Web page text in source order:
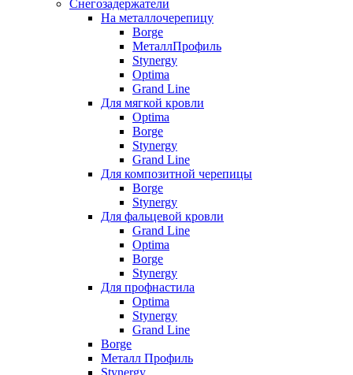
Снегозадержатели
На металлочерепицу
Borge
МеталлПрофиль
Stynergy
Optima
Grand Line
Для мягкой кровли
Optima
Borge
Stynergy
Grand Line
Для композитной черепицы
Borge
Stynergy
Для фальцевой кровли
Grand Line
Optima
Borge
Stynergy
Для профнастила
Optima
Stynergy
Grand Line
Borge
Металл Профиль